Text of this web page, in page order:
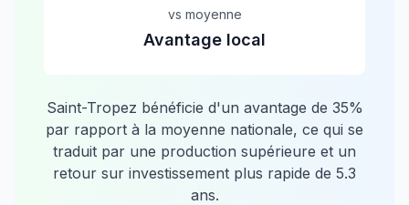
vs moyenne
Avantage local
Saint-Tropez bénéficie d'un avantage de 35%
par rapport à la moyenne nationale, ce qui se
traduit par une production supérieure et un
retour sur investissement plus rapide de 5.3
ans.